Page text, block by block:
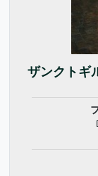
ザンクトギ